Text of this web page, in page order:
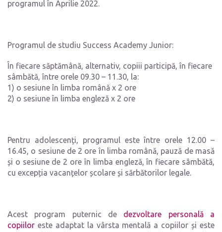
programul în Aprilie 2022.
Programul de studiu Success Academy Junior:
În fiecare săptămână, alternativ, copiii participă, în fiecare
sâmbătă, între orele 09.30 – 11.30, la:
1) o sesiune în limba română x 2 ore
2) o sesiune în limba engleză x 2 ore
Pentru adolescenți, programul este între orele 12.00 –
16.45, o sesiune de 2 ore în limba română, pauză de masă
și o sesiune de 2 ore în limba engleză, în fiecare sâmbătă,
cu excepția vacanțelor școlare și sărbătorilor legale.
Acest program puternic de dezvoltare personală a
copiilor este adaptat la vârsta mentală a copiilor și este